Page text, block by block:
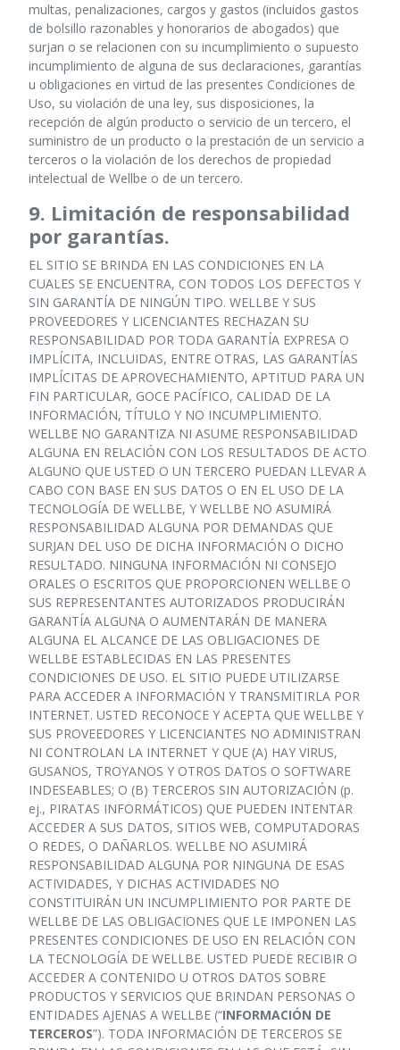
multas, penalizaciones, cargos y gastos (incluidos gastos
de bolsillo razonables y honorarios de abogados) que
surjan o se relacionen con su incumplimiento o supuesto
incumplimiento de alguna de sus declaraciones, garantías
u obligaciones en virtud de las presentes Condiciones de
Uso, su violación de una ley, sus disposiciones, la
recepción de algún producto o servicio de un tercero, el
suministro de un producto o la prestación de un servicio a
terceros o la violación de los derechos de propiedad
intelectual de Wellbe o de un tercero.
9. Limitación de responsabilidad
por garantías.
EL SITIO SE BRINDA EN LAS CONDICIONES EN LA
CUALES SE ENCUENTRA, CON TODOS LOS DEFECTOS Y
SIN GARANTÍA DE NINGÚN TIPO. WELLBE Y SUS
PROVEEDORES Y LICENCIANTES RECHAZAN SU
RESPONSABILIDAD POR TODA GARANTÍA EXPRESA O
IMPLÍCITA, INCLUIDAS, ENTRE OTRAS, LAS GARANTÍAS
IMPLÍCITAS DE APROVECHAMIENTO, APTITUD PARA UN
FIN PARTICULAR, GOCE PACÍFICO, CALIDAD DE LA
INFORMACIÓN, TÍTULO Y NO INCUMPLIMIENTO.
WELLBE NO GARANTIZA NI ASUME RESPONSABILIDAD
ALGUNA EN RELACIÓN CON LOS RESULTADOS DE ACTO
ALGUNO QUE USTED O UN TERCERO PUEDAN LLEVAR A
CABO CON BASE EN SUS DATOS O EN EL USO DE LA
TECNOLOGÍA DE WELLBE, Y WELLBE NO ASUMIRÁ
RESPONSABILIDAD ALGUNA POR DEMANDAS QUE
SURJAN DEL USO DE DICHA INFORMACIÓN O DICHO
RESULTADO. NINGUNA INFORMACIÓN NI CONSEJO
ORALES O ESCRITOS QUE PROPORCIONEN WELLBE O
SUS REPRESENTANTES AUTORIZADOS PRODUCIRÁN
GARANTÍA ALGUNA O AUMENTARÁN DE MANERA
ALGUNA EL ALCANCE DE LAS OBLIGACIONES DE
WELLBE ESTABLECIDAS EN LAS PRESENTES
CONDICIONES DE USO. EL SITIO PUEDE UTILIZARSE
PARA ACCEDER A INFORMACIÓN Y TRANSMITIRLA POR
INTERNET. USTED RECONOCE Y ACEPTA QUE WELLBE Y
SUS PROVEEDORES Y LICENCIANTES NO ADMINISTRAN
NI CONTROLAN LA INTERNET Y QUE (A) HAY VIRUS,
GUSANOS, TROYANOS Y OTROS DATOS O SOFTWARE
INDESEABLES; O (B) TERCEROS SIN AUTORIZACIÓN (p.
ej., PIRATAS INFORMÁTICOS) QUE PUEDEN INTENTAR
ACCEDER A SUS DATOS, SITIOS WEB, COMPUTADORAS
O REDES, O DAÑARLOS. WELLBE NO ASUMIRÁ
RESPONSABILIDAD ALGUNA POR NINGUNA DE ESAS
ACTIVIDADES, Y DICHAS ACTIVIDADES NO
CONSTITUIRÁN UN INCUMPLIMIENTO POR PARTE DE
WELLBE DE LAS OBLIGACIONES QUE LE IMPONEN LAS
PRESENTES CONDICIONES DE USO EN RELACIÓN CON
LA TECNOLOGÍA DE WELLBE. USTED PUEDE RECIBIR O
ACCEDER A CONTENIDO U OTROS DATOS SOBRE
PRODUCTOS Y SERVICIOS QUE BRINDAN PERSONAS O
ENTIDADES AJENAS A WELLBE (“INFORMACIÓN DE
TERCEROS”). TODA INFORMACIÓN DE TERCEROS SE